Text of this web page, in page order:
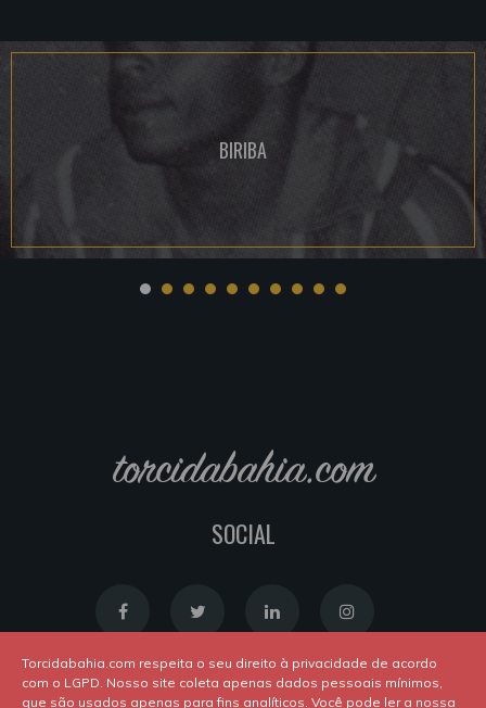
BIRIBA
torcidabahia.com
SOCIAL
Torcidabahia.com respeita o seu direito à privacidade de acordo
com o LGPD. Nosso site coleta apenas dados pessoais mínimos,
que são usados apenas para fins analíticos. Você pode ler a nossa